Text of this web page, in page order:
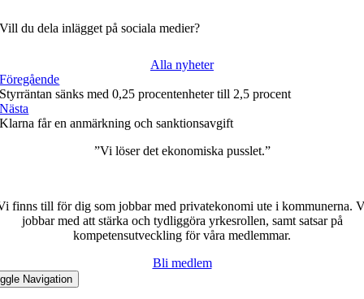
Vill du dela inlägget på sociala medier?
Alla nyheter
Föregående
Styrräntan sänks med 0,25 procentenheter till 2,5 procent
Nästa
Klarna får en anmärkning och sanktionsavgift
”Vi löser det ekonomiska pusslet.”
finns till för dig som jobbar med privatekonomi ute i kommunerna.
jobbar med att stärka och tydliggöra yrkesrollen, samt satsar på
kompetensutveckling för våra medlemmar.
Bli medlem
Navigation